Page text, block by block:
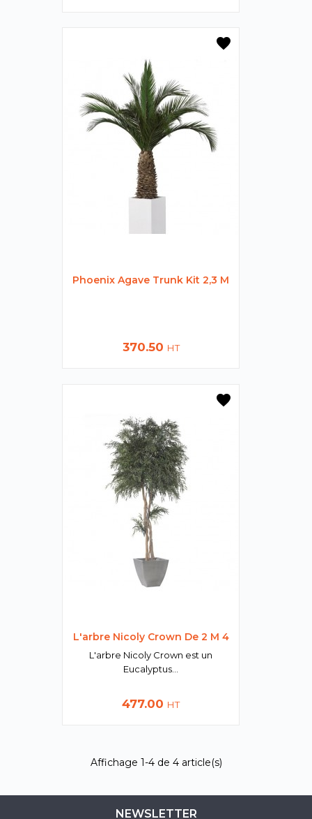
Phoenix Agave Trunk Kit 2,3 M
Prix
370.50 HT
favorite
L'arbre Nicoly Crown De 2 M 4
L'arbre Nicoly Crown est un
Eucalyptus...
Prix
477.00 HT
favorite
Affichage 1-4 de 4 article(s)
NEWSLETTER